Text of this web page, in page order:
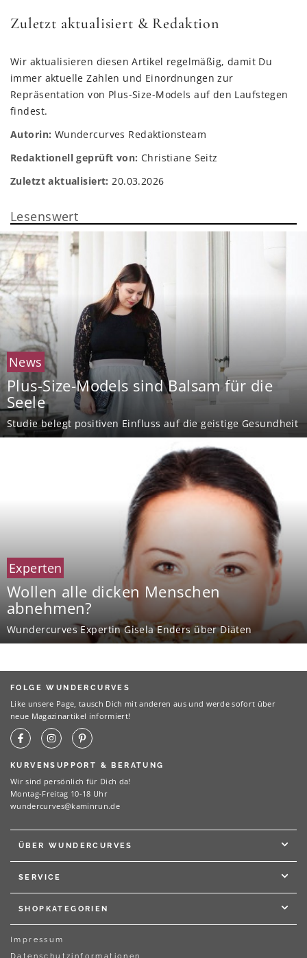
Zuletzt aktualisiert & Redaktion
Wir aktualisieren diesen Artikel regelmäßig, damit Du
immer aktuelle Zahlen und Einordnungen zur
Repräsentation von Plus-Size-Models auf den Laufstegen
findest.
Autorin: Wundercurves Redaktionsteam
Redaktionell geprüft von: Christiane Seitz
Zuletzt aktualisiert: 20.03.2026
Lesenswert
News
Plus-Size-Models sind Balsam für die
Seele
Studie belegt positiven Einfluss auf die geistige Gesundheit
Experten
Wollen alle dicken Menschen
abnehmen?
Wundercurves Expertin Gisela Enders über Diäten
FOLGE WUNDERCURVES
Like unsere Page, tausch Dich mit anderen aus und werde sofort über
neue Magazinartikel informiert!
KURVENSUPPORT & BERATUNG
Wir sind persönlich für Dich da!
Montag-Freitag 10-18 Uhr
wundercurves@kaminrun.de
ÜBER WUNDERCURVES
SERVICE
SHOPKATEGORIEN
Impressum